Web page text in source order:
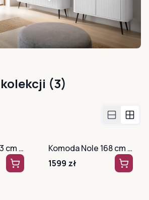
(3)
Komoda Nole 103 cm biała + złote nogi
Komoda Nole 168 cm biała + czarne nogi
1599 zł